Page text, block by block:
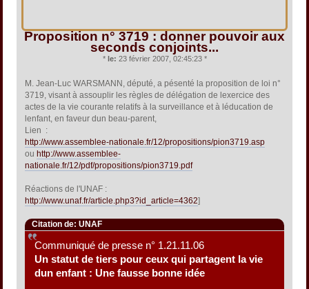
Proposition n° 3719 : donner pouvoir aux
seconds conjoints...
* le: 23 février 2007, 02:45:23 *
M. Jean-Luc WARSMANN, député, a pésenté la proposition de loi n°
3719, visant à assouplir les règles de délégation de lexercice des
actes de la vie courante relatifs à la surveillance et à léducation de
lenfant, en faveur dun beau-parent,
Lien :
http://www.assemblee-nationale.fr/12/propositions/pion3719.asp
ou http://www.assemblee-
nationale.fr/12/pdf/propositions/pion3719.pdf
Réactions de l'UNAF :
http://www.unaf.fr/article.php3?id_article=4362]
Citation de: UNAF
Communiqué de presse n° 1.21.11.06
Un statut de tiers pour ceux qui partagent la vie
dun enfant : Une fausse bonne idée